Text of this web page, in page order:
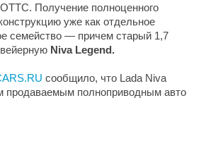
Получение полноценного
уже как отдельное
семейство — причем старый 1,7
Niva Legend.
сообщило, что Lada Niva
продаваемым полноприводным авто